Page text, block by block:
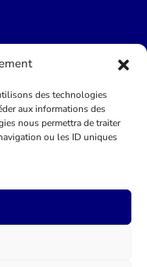
des technologies
aux informations des
nous permettra de traiter
ou les ID uniques
officel - Réalisé par